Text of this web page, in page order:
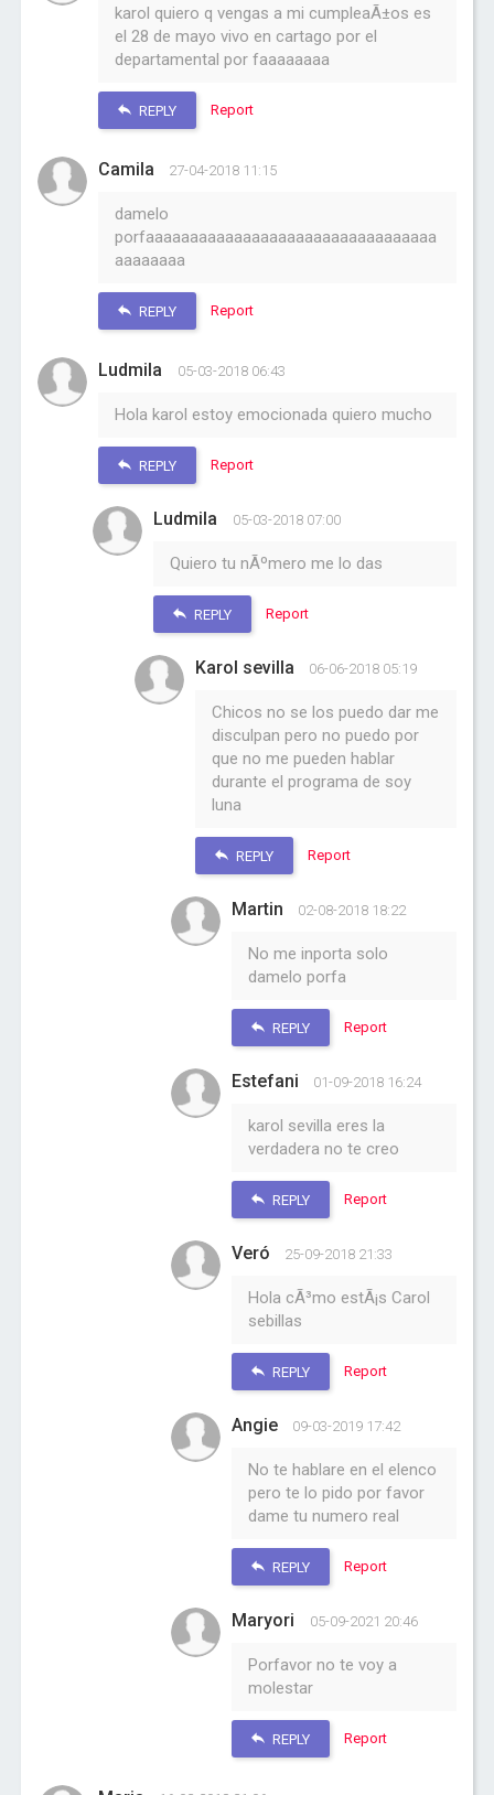
karol quiero q vengas a mi cumpleaÃ±os es
el 28 de mayo vivo en cartago por el
departamental por faaaaaaaa
REPLY Report
Camila 27-04-2018 11:15
damelo
porfaaaaaaaaaaaaaaaaaaaaaaaaaaaaaaaaa
aaaaaaaa
REPLY Report
Ludmila 05-03-2018 06:43
Hola karol estoy emocionada quiero mucho
REPLY Report
Ludmila 05-03-2018 07:00
Quiero tu nÃºmero me lo das
REPLY Report
Karol sevilla 06-06-2018 05:19
Chicos no se los puedo dar me
disculpan pero no puedo por
que no me pueden hablar
durante el programa de soy
luna
REPLY Report
Martin 02-08-2018 18:22
No me inporta solo
damelo porfa
REPLY Report
Estefani 01-09-2018 16:24
karol sevilla eres la
verdadera no te creo
REPLY Report
Veró 25-09-2018 21:33
Hola cÃ³mo estÃ¡s Carol
sebillas
REPLY Report
Angie 09-03-2019 17:42
No te hablare en el elenco
pero te lo pido por favor
dame tu numero real
REPLY Report
Maryori 05-09-2021 20:46
Porfavor no te voy a
molestar
REPLY Report